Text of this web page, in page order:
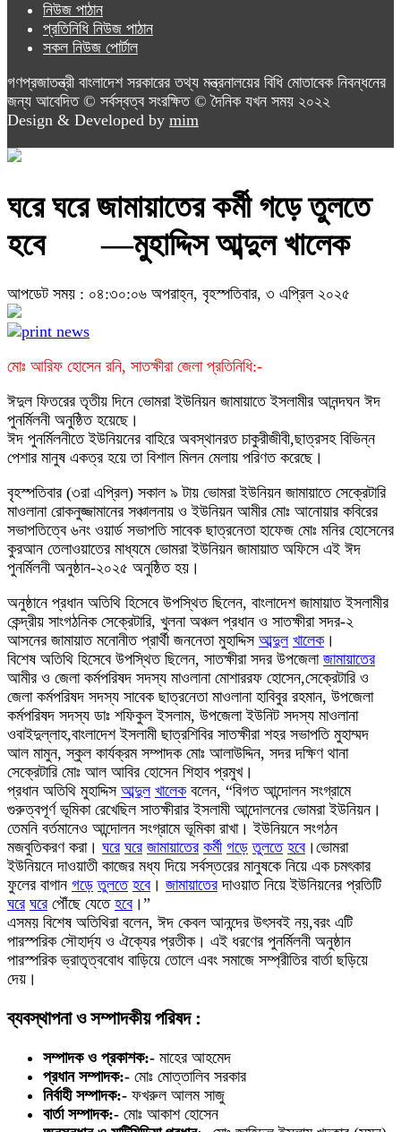
নিউজ পাঠান
প্রতিনিধি নিউজ পাঠান
সকল নিউজ পোর্টাল
গণপ্রজাতন্ত্রী বাংলাদেশ সরকারের তথ্য মন্ত্রনালয়ের বিধি মোতাবেক নিবন্ধনের
জন্য আবেদিত © সর্বস্বত্ব সংরক্ষিত © দৈনিক যখন সময় ২০২২
Design & Developed by mim
ঘরে ঘরে জামায়াতের কর্মী গড়ে তুলতে
হবে —মুহাদ্দিস আব্দুল খালেক
আপডেট সময় : ০৪:৩০:০৬ অপরাহ্ন, বৃহস্পতিবার, ৩ এপ্রিল ২০২৫
মোঃ আরিফ হোসেন রনি, সাতক্ষীরা জেলা প্রতিনিধি:-
ঈদুল ফিতরের তৃতীয় দিনে ভোমরা ইউনিয়ন জামায়াতে ইসলামীর আনন্দঘন ঈদ
পুনর্মিলনী অনুষ্ঠিত হয়েছে।
ঈদ পুনর্মিলনীতে ইউনিয়নের বাহিরে অবস্থানরত চাকুরীজীবী,ছাত্রসহ বিভিন্ন
পেশার মানুষ একত্র হয়ে তা বিশাল মিলন মেলায় পরিণত করেছে।
বৃহস্পতিবার (৩রা এপ্রিল) সকাল ৯ টায় ভোমরা ইউনিয়ন জামায়াতে সেক্রেটারি
মাওলানা রোকনুজ্জামানের সঞ্চালনায় ও ইউনিয়ন আমীর মোঃ আনোয়ার কবিরের
সভাপতিত্বে ৬নং ওয়ার্ড সভাপতি সাবেক ছাত্রনেতা হাফেজ মোঃ মনির হোসেনের
কুরআন তেলাওয়াতের মাধ্যমে ভোমরা ইউনিয়ন জামায়াত অফিসে এই ঈদ
পুনর্মিলনী অনুষ্ঠান-২০২৫ অনুষ্ঠিত হয়।
অনুষ্ঠানে প্রধান অতিথি হিসেবে উপস্থিত ছিলেন, বাংলাদেশ জামায়াত ইসলামীর
কেন্দ্রীয় সাংগঠনিক সেক্রেটারি, খুলনা অঞ্চল প্রধান ও সাতক্ষীরা সদর-২
আসনের জামায়াত মনোনীত প্রার্থী জননেতা মুহাদ্দিস আব্দুল খালেক।
বিশেষ অতিথি হিসেবে উপস্থিত ছিলেন, সাতক্ষীরা সদর উপজেলা জামায়াতের
আমীর ও জেলা কর্মপরিষদ সদস্য মাওলানা মোশাররফ হোসেন,সেক্রেটারি ও
জেলা কর্মপরিষদ সদস্য সাবেক ছাত্রনেতা মাওলানা হাবিবুর রহমান, উপজেলা
কর্মপরিষদ সদস্য ডাঃ শফিকুল ইসলাম, উপজেলা ইউনিট সদস্য মাওলানা
ওবাইদুল্লাহ,বাংলাদেশ ইসলামী ছাত্রশিবির সাতক্ষীরা শহর সভাপতি মুহাম্মদ
আল মামুন, স্কুল কার্যক্রম সম্পাদক মোঃ আলাউদ্দিন, সদর দক্ষিণ থানা
সেক্রেটারি মোঃ আল আবির হোসেন শিহাব প্রমুখ।
প্রধান অতিথি মুহাদ্দিস আব্দুল খালেকবলেন, “বিগত আন্দোলন সংগ্রামে
গুরুত্বপূর্ণ ভূমিকা রেখেছিল সাতক্ষীরার ইসলামী আন্দোলনের ভোমরা ইউনিয়ন।
তেমনি বর্তমানেও আন্দোলন সংগ্রামে ভূমিকা রাখা। ইউনিয়নে সংগঠন
মজবুতিকরণ করা। ঘরে ঘরে জামায়াতের কর্মী গড়ে তুলতে হবে।ভোমরা
ইউনিয়নে দাওয়াতী কাজের মধ্য দিয়ে সর্বস্তরের মানুষকে নিয়ে এক চমৎকার
ফুলের বাগান গড়ে তুলতে হবে। জামায়াতেরদাওয়াত নিয়ে ইউনিয়নের প্রতিটি
ঘরে ঘরেপৌঁছে যেতে হবে।”
এসময় বিশেষ অতিথিরা বলেন, ঈদ কেবল আনন্দের উৎসবই নয়,বরং এটি
পারস্পরিক সৌহার্দ্য ও ঐক্যের প্রতীক। এই ধরণের পুনর্মিলনী অনুষ্ঠান
পারস্পরিক ভ্রাতৃত্ববোধ বাড়িয়ে তোলে এবং সমাজে সম্প্রীতির বার্তা ছড়িয়ে
দেয়।
ব্যবস্থাপনা ও সম্পাদকীয় পরিষদ :
সম্পাদক ও প্রকাশক:- মাহের আহমেদ
প্রধান সম্পাদক:- মোঃ মোত্তালিব সরকার
নির্বাহী সম্পাদক:- ফখরুল আলম সাজু
বার্তা সম্পাদক:- মোঃ আকাশ হোসেন